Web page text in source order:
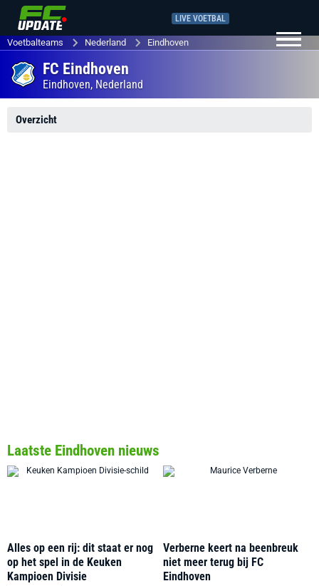
LIVE VOETBAL
Voetbalteams Nederland Eindhoven
FC Eindhoven
Eindhoven, Nederland
Overzicht
Laatste Eindhoven nieuws
Alles op een rij: dit staat er nog
op het spel in de Keuken
Kampioen Divisie
Verberne keert na beenbreuk
niet meer terug bij FC
Eindhoven